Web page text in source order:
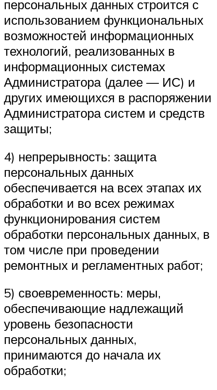
персональных данных строится с
использованием функциональных
возможностей информационных
технологий, реализованных в
информационных системах
Администратора (далее — ИС) и
других имеющихся в распоряжении
Администратора систем и средств
защиты;
4) непрерывность: защита
персональных данных
обеспечивается на всех этапах их
обработки и во всех режимах
функционирования систем
обработки персональных данных, в
том числе при проведении
ремонтных и регламентных работ;
5) своевременность: меры,
обеспечивающие надлежащий
уровень безопасности
персональных данных,
принимаются до начала их
обработки;